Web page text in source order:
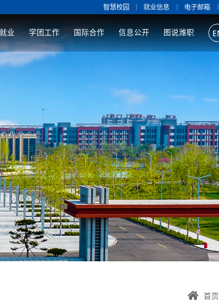
智慧校园 | 就业信息 | 电子邮箱 |
业 学团工作 国际合作 信息公开 图说潍职
首页